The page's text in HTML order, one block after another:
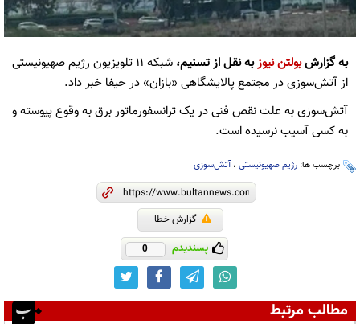
به گزارشبولتن نیوزبه نقل از تسنیم،
شبکه ۱۱ تلویزیون رژیم صهیونیستی
از آتش‌سوزی در مجتمع پالایشگاهی «بازان» در حیفا خبر داد.
آتش‌سوزی به علت نقص فنی در یک ترانسفورماتور برق به وقوع پیوسته و
به کسی آسیب نرسیده است.
برچسب ها: رژیم صهیونیستی ،آتش‌سوزی
گزارش خطا
پسندیدم 0
مطالب مرتبط